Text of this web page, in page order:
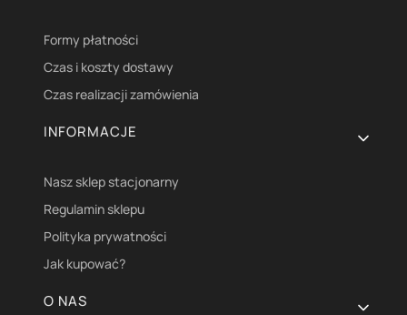
Formy płatności
Czas i koszty dostawy
Czas realizacji zamówienia
INFORMACJE
Nasz sklep stacjonarny
Regulamin sklepu
Polityka prywatności
Jak kupować?
O NAS